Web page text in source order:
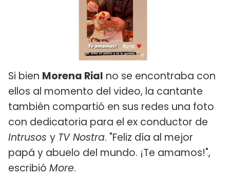
Si bien Morena Rial no se encontraba con
ellos al momento del video, la cantante
también compartió en sus redes una foto
con dedicatoria para el ex conductor de
Intrusos y TV Nostra. "Feliz día al mejor
papá y abuelo del mundo. ¡Te amamos!",
escribió More.